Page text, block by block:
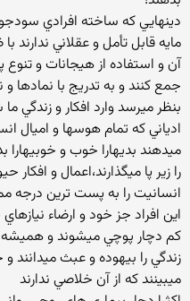
دينهايي كه ساخته افرادي
مايه قابل تأمل و عقلاني
آن و استفاده از هيجانات و تنوع
جمع كنند و به تدريج با نمادها
بنظر ميرسد وارد افكار و زندگي
ادياني كه تمام هوسها و اميال
ميدهند بديهارا خوب و خوبيهارا
را زير پا ميگذارند،اعمال و
انسانيت را به پست ترين درجه
اين افراد جز خود و ارضاء
كم دچار پوچي ميشوند و هميشه
زندگي را بيهوده و عبث ميدانند و
ميبينند كه از آن خلاصي ندارند